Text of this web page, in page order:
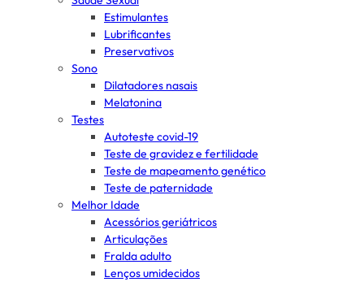
Estimulantes
Lubrificantes
Preservativos
Sono
Dilatadores nasais
Melatonina
Testes
Autoteste covid-19
Teste de gravidez e fertilidade
Teste de mapeamento genético
Teste de paternidade
Melhor Idade
Acessórios geriátricos
Articulações
Fralda adulto
Lenços umidecidos